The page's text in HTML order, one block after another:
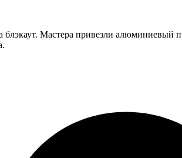
блэкаут. Мастера привезли алюминиевый